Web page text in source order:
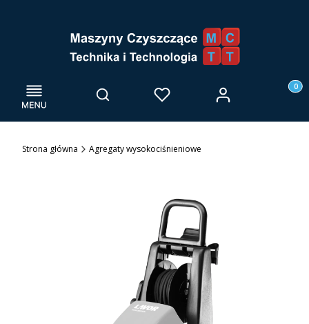
Menu Otwórz wyszukiwarkę
Szukaj Ulubione Zaloguj się
Strona główna Agregaty wysokociśnieniowe